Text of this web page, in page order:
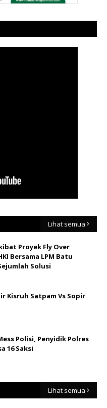
Lihat semua
Proyek Fly Over
Bersama LPM Batu
Solusi
Kisruh Satpam Vs Sopir
Polisi, Penyidik Polres
16 Saksi
Lihat semua